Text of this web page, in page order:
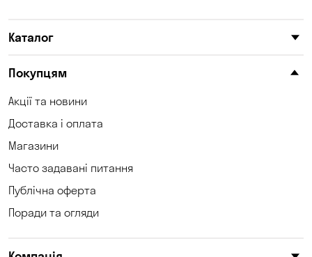
Каталог
Покупцям
Акції та новини
Доставка і оплата
Магазини
Часто задавані питання
Публічна оферта
Поради та огляди